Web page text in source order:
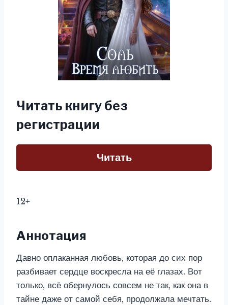
Читать книгу без
регистрации
Читать
12+
Аннотация
Давно оплаканная любовь, которая до сих пор
разбивает сердце воскресла на её глазах. Вот
только, всё обернулось совсем не так, как она в
тайне даже от самой себя, продолжала мечтать.